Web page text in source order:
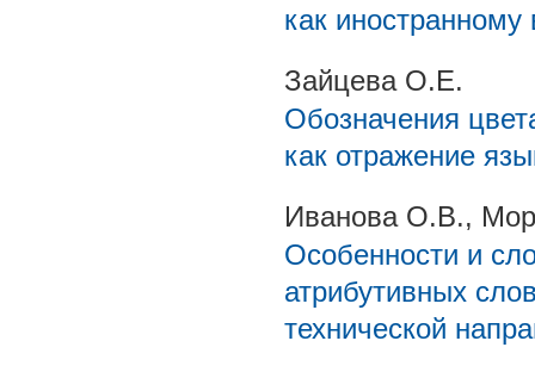
как
Зайцева О.Е.
Обозначения
как отражение
Иванова О.В.,
Особенности и
атрибутивных
технической